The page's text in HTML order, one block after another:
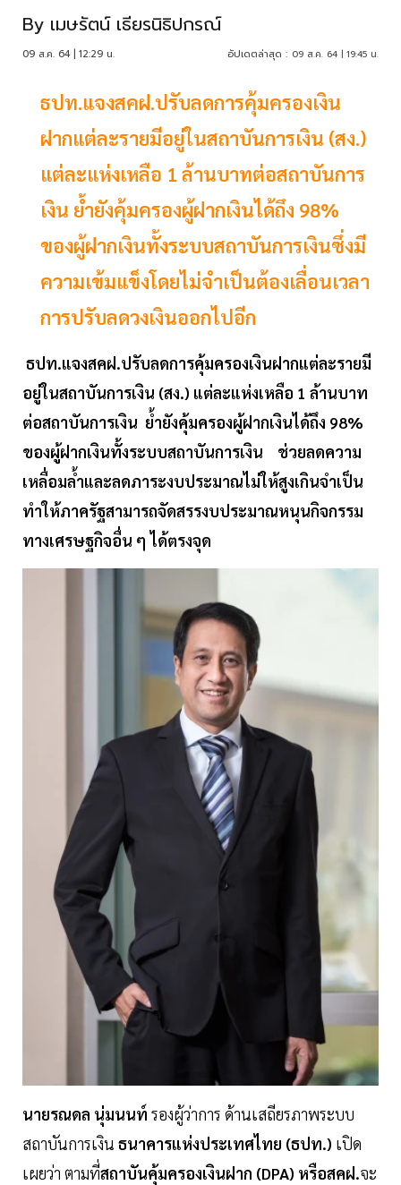
By เมษรัตน์ เธียรนิธิปกรณ์
09 ส.ค. 64 | 12:29 น. อัปเดตล่าสุด : 09 ส.ค. 64 | 19:45 น.
ธปท.แจงสคฝ.ปรับลดการคุ้มครองเงิน
ฝากแต่ละรายมีอยู่ในสถาบันการเงิน (สง.)
แต่ละแห่งเหลือ 1 ล้านบาทต่อสถาบันการ
เงิน ย้ำยังคุ้มครองผู้ฝากเงินได้ถึง 98%
ของผู้ฝากเงินทั้งระบบสถาบันการเงินซึ่งมี
ความเข้มแข็งโดยไม่จำเป็นต้องเลื่อนเวลา
การปรับลดวงเงินออกไปอีก
ธปท.แจงสคฝ.ปรับลดการคุ้มครองเงินฝากแต่ละรายมี
อยู่ในสถาบันการเงิน (สง.) แต่ละแห่งเหลือ 1 ล้านบาท
ต่อสถาบันการเงิน ย้ำยังคุ้มครองผู้ฝากเงินได้ถึง 98%
ของผู้ฝากเงินทั้งระบบสถาบันการเงิน ช่วยลดความ
เหลื่อมล้ำและลดภาระงบประมาณไม่ให้สูงเกินจำเป็น
ทำให้ภาครัฐสามารถจัดสรรงบประมาณหนุนกิจกรรม
ทางเศรษฐกิจอื่น ๆ ได้ตรงจุด
นายรณดล นุ่มนนท์ รองผู้ว่าการ ด้านเสถียรภาพระบบ
สถาบันการเงิน ธนาคารแห่งประเทศไทย (ธปท.) เปิด
เผยว่า ตามที่สถาบันคุ้มครองเงินฝาก (DPA) หรือสคฝ.จะ